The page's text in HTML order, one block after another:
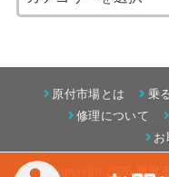
原付市場とは 乗
修理について
お
©Copyright 2026藤沢